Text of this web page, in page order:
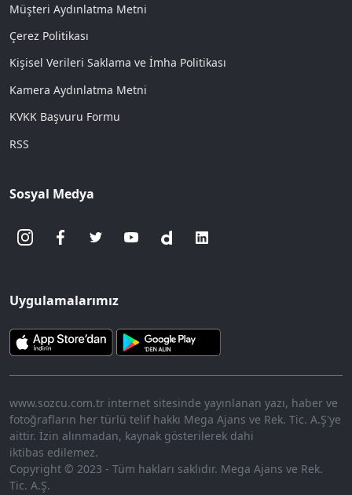
Müşteri Aydınlatma Metni
Çerez Politikası
Kişisel Verileri Saklama ve İmha Politikası
Kamera Aydınlatma Metni
KVKK Başvuru Formu
RSS
Sosyal Medya
Uygulamalarımız
www.sozcu.com.tr internet sitesinde yayınlanan yazı, haber ve
fotoğrafların her türlü telif hakkı Mega Ajans ve Rek. Tic. A.Ş'ye
aittir. İzin alınmadan, kaynak gösterilerek dahi
iktibas edilemez.
Copyright © 2023 - Tüm hakları saklıdır. Mega Ajans ve Rek.
Tic. A.Ş.